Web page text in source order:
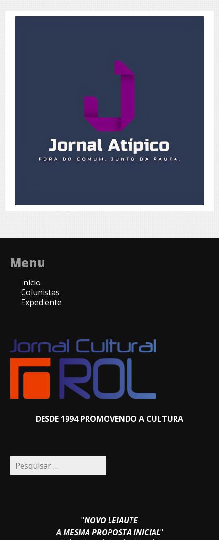
Menu
Início
Colunistas
Expediente
DESDE 1994 PROMOVENDO A CULTURA
Pesquisar
por:
"NOVO LEIAUTE
A MESMA PROPOSTA INICIAL"